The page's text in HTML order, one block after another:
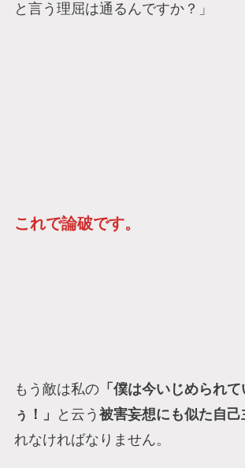
と言う理屈は通るんですか？」
これで論破です。
もう敵は私の「僕は今いじめられ
ぅ！」
と云う 被害妄想にも似た自己
れなければなりません。